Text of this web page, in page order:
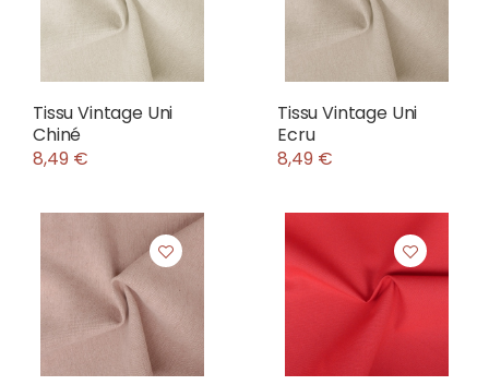
Tissu Vintage Uni
Chiné
8,49 €
Tissu Vintage Uni
Ecru
8,49 €